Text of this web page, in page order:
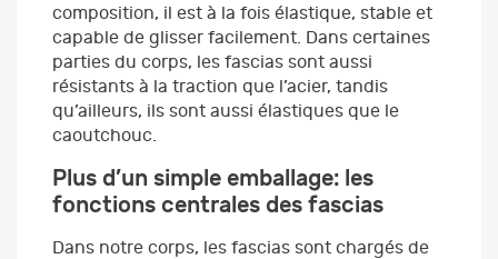
composition, il est à la fois élastique, stable et
capable de glisser facilement. Dans certaines
parties du corps, les fascias sont aussi
résistants à la traction que l’acier, tandis
qu’ailleurs, ils sont aussi élastiques que le
caoutchouc.
Plus d’un simple emballage: les
fonctions centrales des fascias
Dans notre corps, les fascias sont chargés de